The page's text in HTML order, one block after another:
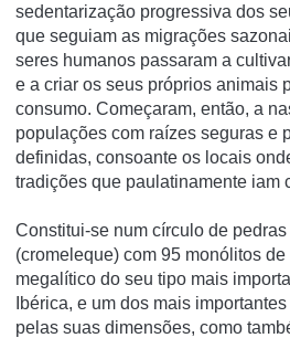
sedentarização progressiva dos
que seguiam as migrações
seres humanos passaram a
e a criar os seus próprios animais
consumo. Começaram, então, a
populações com raízes seguras e
definidas, consoante os locais
tradições que paulatinamente iam
Constitui-se num cí­rculo de
(cromeleque) com 95 monólitos
megalí­tico do seu tipo mais
Ibérica, e um dos mais
pelas suas dimensões, como